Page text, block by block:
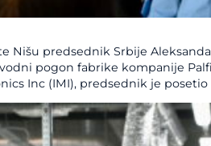
Nišu predsednik Srbije
pogon fabrike kompanije
Inc (IMI), predsednik je